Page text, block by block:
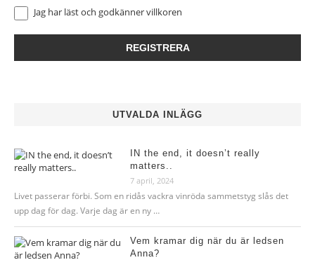
Jag har läst och godkännervillkoren
UTVALDA INLÄGG
IN the end, it doesn’t really
matters..
7 april, 2024
Livet passerar förbi. Som en ridås vackra vinröda sammetstyg slås det
upp dag för dag. Varje dag är en ny …
Vem kramar dig när du är ledsen
Anna?